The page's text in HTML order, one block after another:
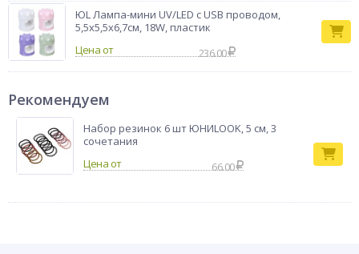
ЮL Лампа-мини UV/LED с USB проводом,
5,5х5,5х6,7см, 18W, пластик
Цена от
236.00
Рекомендуем
Набор резинок 6 шт ЮНИLOOK, 5 см, 3
сочетания
66.00